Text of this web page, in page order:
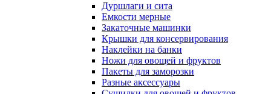
Дуршлаги и сита
Емкости мерные
Закаточные машинки
Крышки для консервирования
Наклейки на банки
Ножи для овощей и фруктов
Пакеты для заморозки
Разные аксессуары